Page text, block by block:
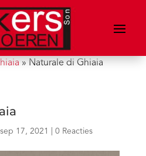
» Naturale di Ghiaia
sep 17, 2021 0 Reacties